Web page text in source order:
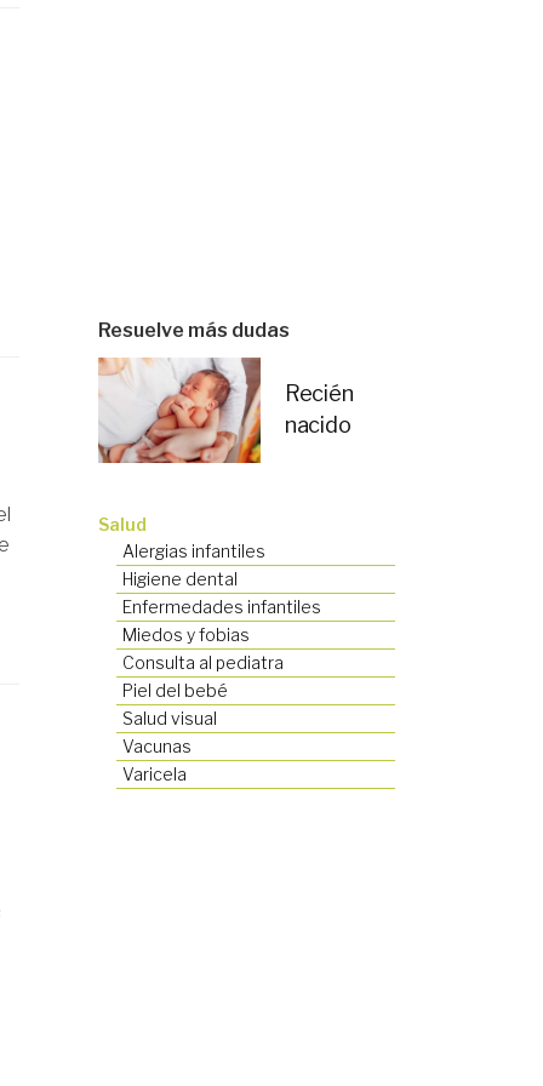
Resuelve más dudas
Recién
nacido
Salud
Alergias infantiles
Higiene dental
Enfermedades infantiles
Miedos y fobias
Consulta al pediatra
Piel del bebé
Salud visual
Vacunas
Varicela